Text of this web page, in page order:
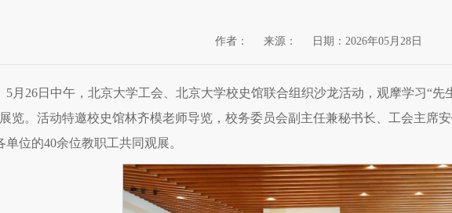
作者： 来源： 日期：2026年05月28日
5月26日中午，北京大学工会、北京大学校史馆联合组织沙龙活动，观摩学习“
览。活动特邀校史馆林齐模老师导览，校务委员会副主任兼秘书长、工会主席
单位的40余位教职工共同观展。